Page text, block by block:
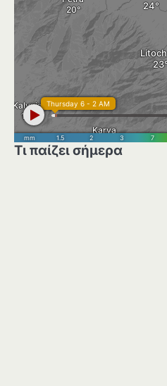
Τι παίζει σήμερα